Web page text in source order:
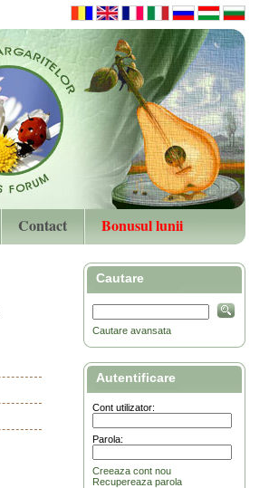
Contact Bonusul lunii
Cautare
Cautare avansata
Autentificare
Cont utilizator:
Parola:
Creeaza cont nou
Recupereaza parola